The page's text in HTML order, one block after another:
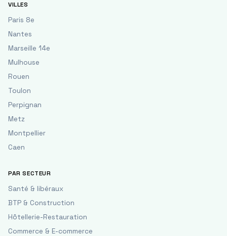
VILLES
Paris 8e
Nantes
Marseille 14e
Mulhouse
Rouen
Toulon
Perpignan
Metz
Montpellier
Caen
PAR SECTEUR
Santé & libéraux
BTP & Construction
Hôtellerie-Restauration
Commerce & E-commerce